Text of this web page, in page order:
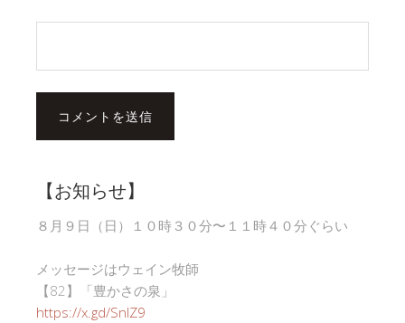
【お知らせ】
８月９日（日）１０時３０分〜１１時４０分ぐらい
メッセージはウェイン牧師
【82】「豊かさの泉」
https://x.gd/SnlZ9